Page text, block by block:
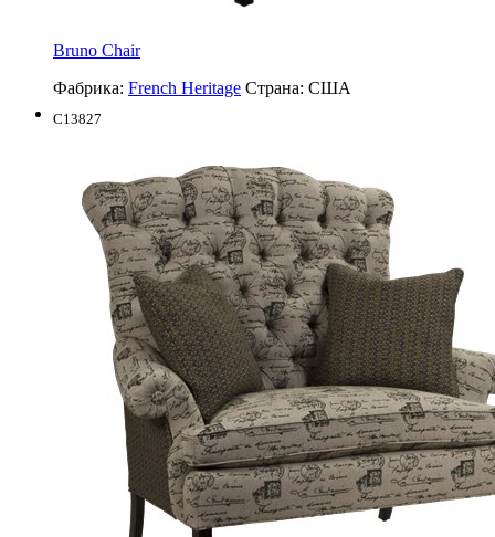
Bruno Chair
Фабрика: French Heritage Страна: США
C13827